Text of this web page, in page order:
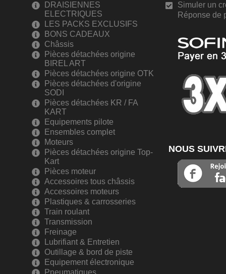
DRAISIENNES
ELECTRIQUES
LES PACKS EXCLUSIFS
BONS CADEAUX
Châssis
Pièces détachées origine
BIREL ART
Pièces détachées origine OTK
Pièces détachées d'origine
SODI
Pièces détachées KR / FA
KART
Equipements pilote
Ensembles complet
Moteurs
Pièces détachées origine Top-
Kart
Pièces moteur
Accessoires tous châssis
Accessoires moteurs
Plastiques & carrosseries
Train roulant
Transmission
Freinage
Lubrifiant & Entretien
Outillage & bord de piste
Equipement électronique
Pneumatiques
Simuler un
Réponse de
NOUS